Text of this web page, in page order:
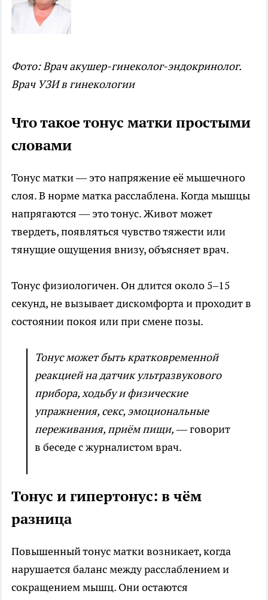
Фото: Врач акушер-гинеколог-эндокринолог.
Врач УЗИ в гинекологии
Что такое тонус матки простыми
словами
Тонус матки — это напряжение её мышечного
слоя. В норме матка расслаблена. Когда мышцы
напрягаются — это тонус. Живот может
твердеть, появляться чувство тяжести или
тянущие ощущения внизу, объясняет врач.
Тонус физиологичен. Он длится около 5–15
секунд, не вызывает дискомфорта и проходит в
состоянии покоя или при смене позы.
Тонус может быть кратковременной
реакцией на датчик ультразвукового
прибора, ходьбу и физические
упражнения, секс, эмоциональные
переживания, приём пищи,— говорит
в беседе с журналистом врач.
Тонус и гипертонус: в чём
разница
Повышенный тонус матки возникает, когда
нарушается баланс между расслаблением и
сокращением мышц. Они остаются